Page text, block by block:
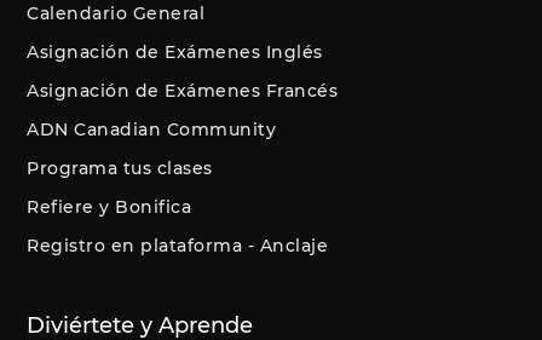
Calendario General
Asignación de Exámenes Inglés
Asignación de Exámenes Francés
ADN Canadian Community
Programa tus clases
Refiere y Bonifica
Registro en plataforma - Anclaje
Diviértete y Aprende